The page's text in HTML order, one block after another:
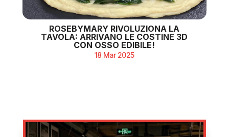
ROSEBYMARY RIVOLUZIONA LA
TAVOLA: ARRIVANO LE COSTINE 3D
CON OSSO EDIBILE!
18 Mar 2025